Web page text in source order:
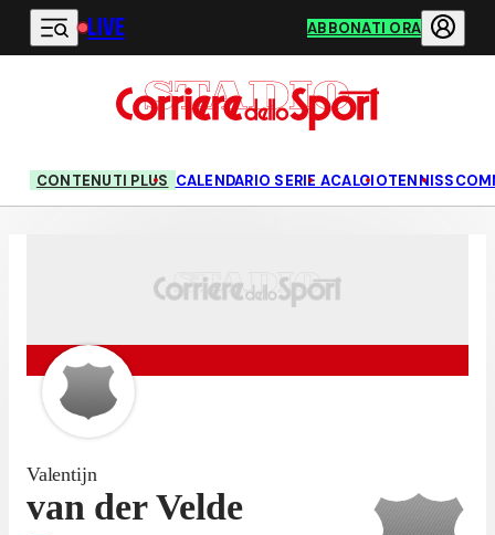
Vai al contenuto principale
LIVE ABBONATI ORA
CONTENUTI PLUS CALENDARIO SERIE ACALCIOTENNIS
Valentijn
van der Velde